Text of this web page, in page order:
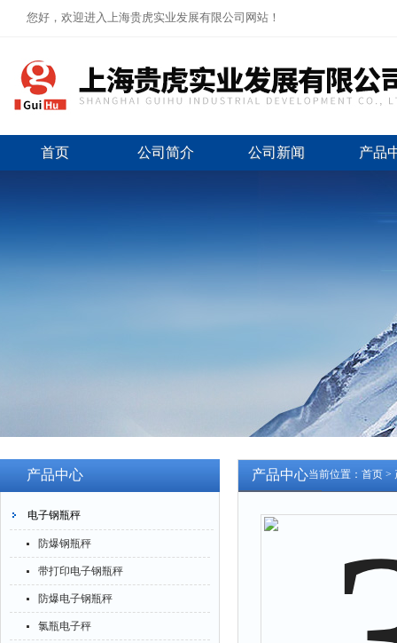
您好，欢迎进入上海贵虎实业发展有限公司网站！
首页 公司简介 公司新闻 产品
产品中心
电子钢瓶秤
防爆钢瓶秤
带打印电子钢瓶秤
防爆电子钢瓶秤
氯瓶电子秤
当前位置： 首页 >
产品中心